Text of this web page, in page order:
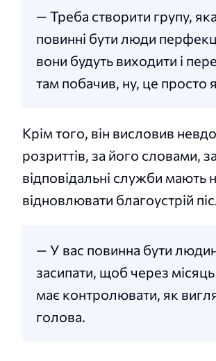
— Треба створити групу,
повинні бути люди
вони будуть виходити і
там побачив, ну, це просто
Крім того, він висловив
розриттів, за його
відповідальні служби мають
відновлювати благоустрій
— У вас повинна бути
засипати, щоб через
має контролювати, як
голова.